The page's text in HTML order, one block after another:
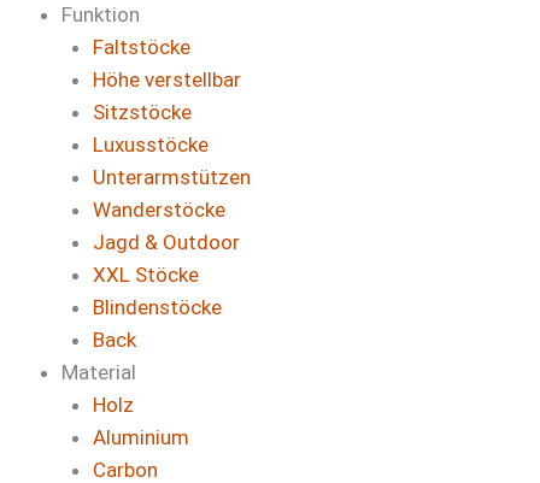
Funktion
Faltstöcke
Höhe verstellbar
Sitzstöcke
Luxusstöcke
Unterarmstützen
Wanderstöcke
Jagd & Outdoor
XXL Stöcke
Blindenstöcke
Back
Material
Holz
Aluminium
Carbon